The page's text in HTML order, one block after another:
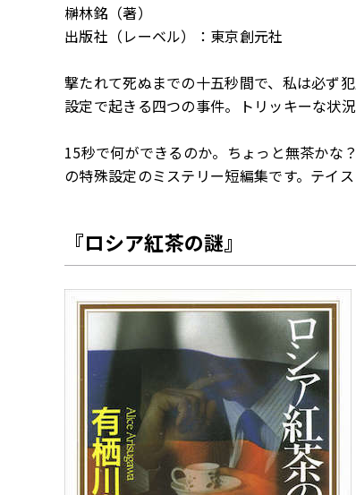
榊林銘（著）
出版社（レーベル）：東京創元社
撃たれて死ぬまでの十五秒間で、私は必ず
設定で起きる四つの事件。トリッキーな状
15秒で何ができるのか。ちょっと無茶かな
の特殊設定のミステリー短編集です。テイ
『ロシア紅茶の謎』